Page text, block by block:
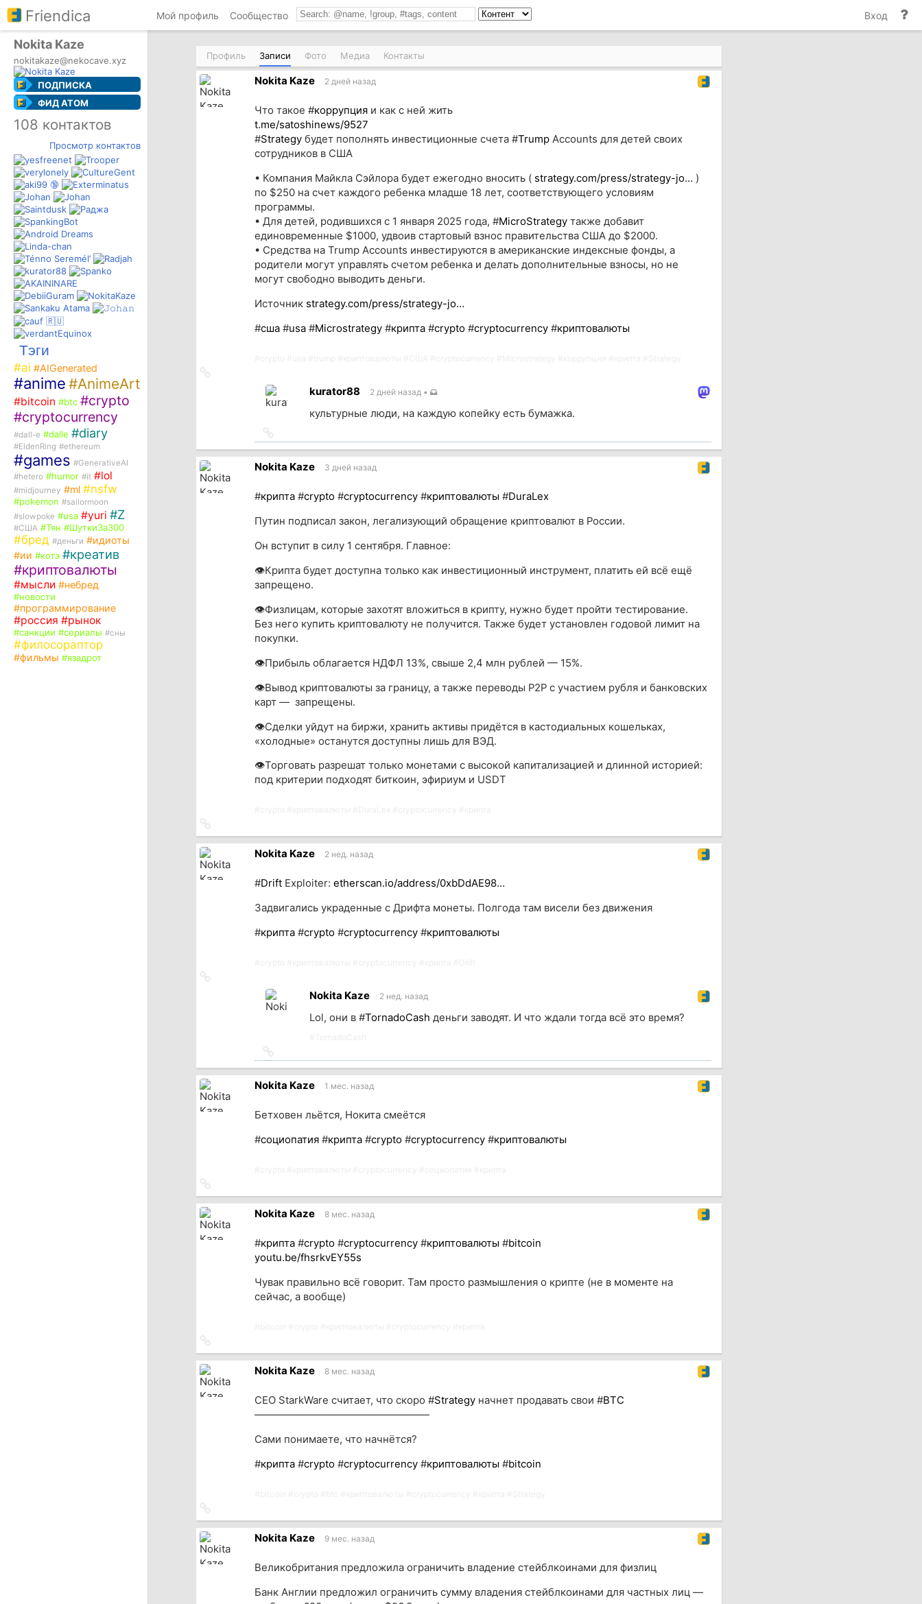
Friendica Мой профиль Сообщество Вход
Nokita Kaze
nokitakaze@nekocave.xyz
ПОДПИСКА
ФИД ATOM
108 контактов
Просмотр контактов
Тэги
#ai #AIGenerated
#anime #AnimeArt
#bitcoin #btc #crypto
#cryptocurrency
#dall-e #dalle #diary
#EldenRing #ethereum
#games #GenerativeAI
#hetero #humor #it #lol
#midjourney #ml #nsfw
#pokemon #sailormoon
#slowpoke #usa #yuri #Z
#США #Тян #ШуткиЗа300
#бред #деньги #идиоты
#ии #котэ #креатив
#криптовалюты
#мысли #небред
#новости
#программирование
#россия #рынок
#санкции #сериалы #сны
#филосораптор
#фильмы #язадрот
Профиль Записи Фото Медиа Контакты
Nokita Kaze 2 дней назад
Что такое #коррупцияи как с ней жить
t.me/satoshinews/9527
#Strategyбудет пополнять инвестиционные счета #TrumpAccounts для детей своих
сотрудников в США
• Компания Майкла Сэйлора будет ежегодно вносить ( strategy.com/press/strategy-jo… )
по $250 на счет каждого ребенка младше 18 лет, соответствующего условиям
программы.
• Для детей, родившихся с 1 января 2025 года, #MicroStrategyтакже добавит
единовременные $1000, удвоив стартовый взнос правительства США до $2000.
• Средства на Trump Accounts инвестируются в американские индексные фонды, а
родители могут управлять счетом ребенка и делать дополнительные взносы, но не
могут свободно выводить деньги.
Источник strategy.com/press/strategy-jo…
#сша#usa#Microstrategy#крипта#crypto #cryptocurrency#криптовалюты
kurator88 2 дней назад •
культурные люди, на каждую копейку есть бумажка.
на
источник
Nokita Kaze 3 дней назад
#крипта#crypto #cryptocurrency#криптовалюты #DuraLex
Путин подписал закон, легализующий обращение криптовалют в России.
Он вступит в силу 1 сентября. Главное:
👁Крипта будет доступна только как инвестиционный инструмент, платить ей всё ещё
запрещено.
👁Физлицам, которые захотят вложиться в крипту, нужно будет пройти тестирование.
Без него купить криптовалюту не получится. Также будет установлен годовой лимит на
покупки.
👁Прибыль облагается НДФЛ 13%, свыше 2,4 млн рублей — 15%.
👁Вывод криптовалюты за границу, а также переводы P2P с участием рубля и банковских
карт — запрещены.
👁Сделки уйдут на биржи, хранить активы придётся в кастодиальных кошельках,
«холодные» останутся доступны лишь для ВЭД.
👁Торговать разрешат только монетами с высокой капитализацией и длинной историей:
под критерии подходят биткоин, эфириум и USDT
на
источник
Nokita Kaze 2 нед. назад
#DriftExploiter: etherscan.io/address/0xbDdAE98…
Задвигались украденные с Дрифта монеты. Полгода там висели без движения
#крипта#crypto #cryptocurrency#криптовалюты
Nokita Kaze 2 нед. назад
Lol, они в #TornadoCash деньги заводят. И что ждали тогда всё это время?
на
источник
Nokita Kaze 1 мес. назад
Бетховен льётся, Нокита смеётся
#социопатия#крипта#crypto #cryptocurrency#криптовалюты
на
источник
Nokita Kaze 8 мес. назад
#крипта#crypto #cryptocurrency#криптовалюты #bitcoin
youtu.be/fhsrkvEY55s
Чувак правильно всё говорит. Там просто размышления о крипте (не в моменте на
сейчас, а вообще)
на
источник
Nokita Kaze 8 мес. назад
CEO StarkWare считает, что скоро #Strategyначнет продавать свои #BTC
—————————————————
Сами понимаете, что начнётся?
#крипта#crypto #cryptocurrency#криптовалюты #bitcoin
на
источник
Nokita Kaze 9 мес. назад
Великобритания предложила ограничить владение стейблкоинами для физлиц
Банк Англии предложил ограничить сумму владения стейблкоинами для частных лиц —